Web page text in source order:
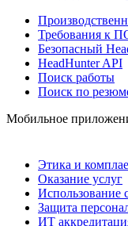
Требования к
Безопасный
HeadHunter API
Поиск работы
Поиск по
Мобильное
Этика и
Оказание услуг
Использование
Защита
ИТ